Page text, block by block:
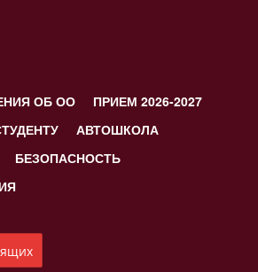
ОБ ОО
ПРИЕМ 2026-2027
АВТОШКОЛА
БЕЗОПАСНОСТЬ